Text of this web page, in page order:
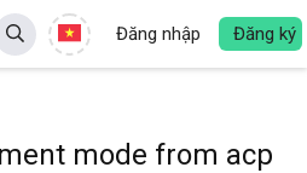
Đăng nhập Đăng ký
mode from acp